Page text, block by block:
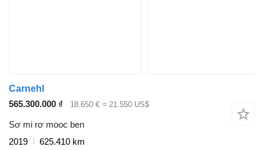
Carnehl
565.300.000 ₫
18.650 € ≈ 21.550 US$
Sơ mi rơ mooc ben
2019
625.410 km